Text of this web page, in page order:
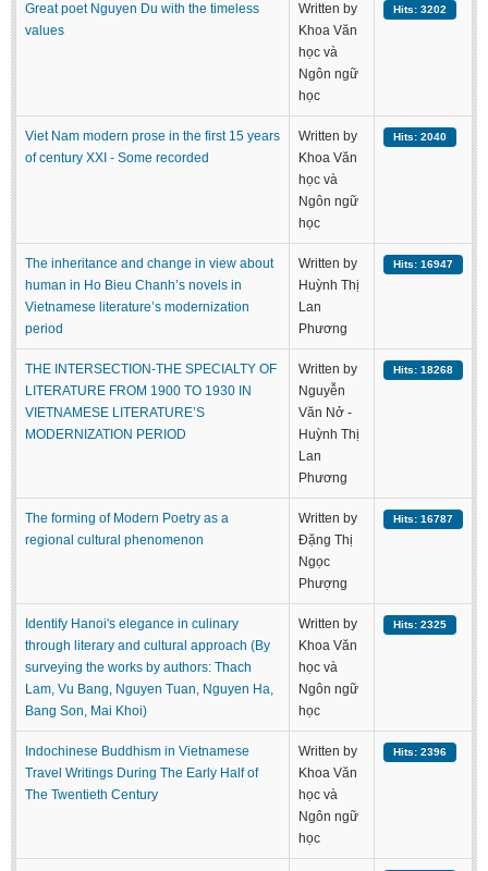
Great poet Nguyen Du with the timeless
values
Written by
Khoa Văn
học và
Ngôn ngữ
học
Hits: 3202
Viet Nam modern prose in the first 15 years
of century XXI - Some recorded
Written by
Khoa Văn
học và
Ngôn ngữ
học
Hits: 2040
The inheritance and change in view about
human in Ho Bieu Chanh’s novels in
Vietnamese literature’s modernization
period
Written by
Huỳnh Thị
Lan
Phương
Hits: 16947
THE INTERSECTION-THE SPECIALTY OF
LITERATURE FROM 1900 TO 1930 IN
VIETNAMESE LITERATURE’S
MODERNIZATION PERIOD
Written by
Nguyễn
Văn Nở -
Huỳnh Thị
Lan
Phương
Hits: 18268
The forming of Modern Poetry as a
regional cultural phenomenon
Written by
Đặng Thị
Ngọc
Phượng
Hits: 16787
Identify Hanoi's elegance in culinary
through literary and cultural approach (By
surveying the works by authors: Thach
Lam, Vu Bang, Nguyen Tuan, Nguyen Ha,
Bang Son, Mai Khoi)
Written by
Khoa Văn
học và
Ngôn ngữ
học
Hits: 2325
Indochinese Buddhism in Vietnamese
Travel Writings During The Early Half of
The Twentieth Century
Written by
Khoa Văn
học và
Ngôn ngữ
học
Hits: 2396